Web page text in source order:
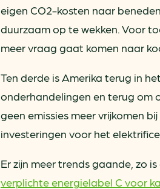
eigen CO2-kosten naar
duurzaam op te wekken. Voor
meer vraag gaat komen naar
Ten derde is Amerika terug in
onderhandelingen en terug om
geen emissies meer vrijkomen
investeringen voor het
Er zijn meer trends gaande, zo
verplichte energielabel C voor